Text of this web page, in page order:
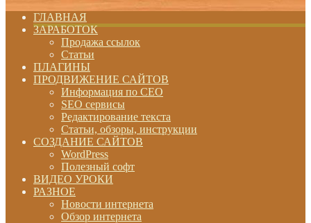
ГЛАВНАЯ
ЗАРАБОТОК
Продажа ссылок
Статьи
ПЛАГИНЫ
ПРОДВИЖЕНИЕ САЙТОВ
Информация по СЕО
SEO сервисы
Редактирование текста
Статьи, обзоры, инструкции
СОЗДАНИЕ САЙТОВ
WordPress
Полезный софт
ВИДЕО УРОКИ
РАЗНОЕ
Новости интернета
Обзор интернета